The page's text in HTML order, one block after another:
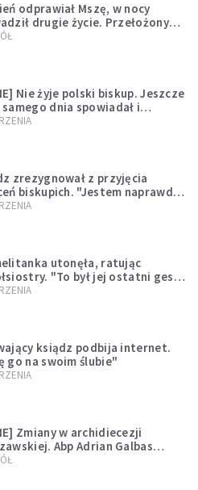
odprawiał Mszę, w nocy
drugie życie. Przełożony
mu opuścić zakon
Nie żyje polski biskup. Jeszcze
dnia spowiadał i
Mszę świętą
zrezygnował z przyjęcia
biskupich. "Jestem naprawdę
utonęła, ratując
"To był jej ostatni gest
ksiądz podbija internet.
go na swoim ślubie"
Zmiany w archidiecezji
Abp Adrian Galbas
dekrety nowym proboszczom